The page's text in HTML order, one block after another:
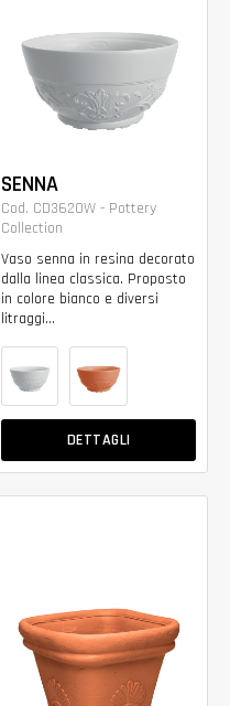
SENNA
Cod. CD3620W - Pottery
Collection
Vaso senna in resina decorato
dalla linea classica. Proposto
in colore bianco e diversi
litraggi...
DETTAGLI